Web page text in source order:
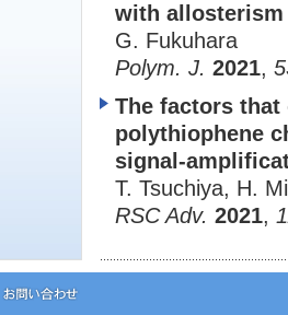
with allosterism
G. Fukuhara
Polym. J. 2021,
The factors
polythiophene
signal-
T. Tsuchiya, H.
RSC Adv. 2021,